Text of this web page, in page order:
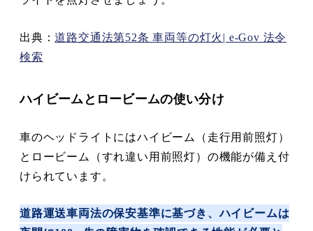
出典：道路交通法第52条 車両等の灯火| e-Gov 法令
検索
ハイビームとロービームの使い分け
車のヘッドライトにはハイビーム（走行用前照灯）
とロービーム（すれ違い用前照灯）の機能が備え付
けられています。
道路運送車両法の保安基準に基づき、ハイビームは